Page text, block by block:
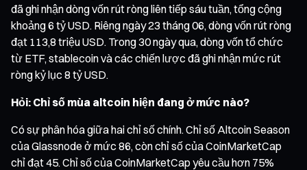
đã ghi nhận dòng vốn rút ròng liên tiếp sáu tuần, tổng cộng
khoảng 6 tỷ USD. Riêng ngày 23 tháng 06, dòng vốn rút ròng
đạt 113,8 triệu USD. Trong 30 ngày qua, dòng vốn tổ chức
từ ETF, stablecoin và các chiến lược đã ghi nhận mức rút
ròng kỷ lục 8 tỷ USD.
Hỏi: Chỉ số mùa altcoin hiện đang ở mức nào?
Có sự phân hóa giữa hai chỉ số chính. Chỉ số Altcoin Season
của Glassnode ở mức 86, còn chỉ số của CoinMarketCap
chỉ đạt 45. Chỉ số của CoinMarketCap yêu cầu hơn 75%